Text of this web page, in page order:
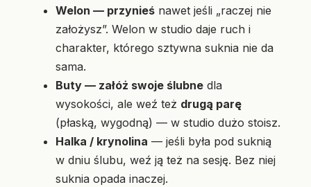
Welon — przynieś nawet jeśli „raczej nie
założysz”. Welon w studio daje ruch i
charakter, którego sztywna suknia nie da
sama.
Buty — załóż swoje ślubne dla
wysokości, ale weź też drugą parę
(płaską, wygodną) — w studio dużo stoisz.
Halka / krynolina — jeśli była pod suknią
w dniu ślubu, weź ją też na sesję. Bez niej
suknia opada inaczej.